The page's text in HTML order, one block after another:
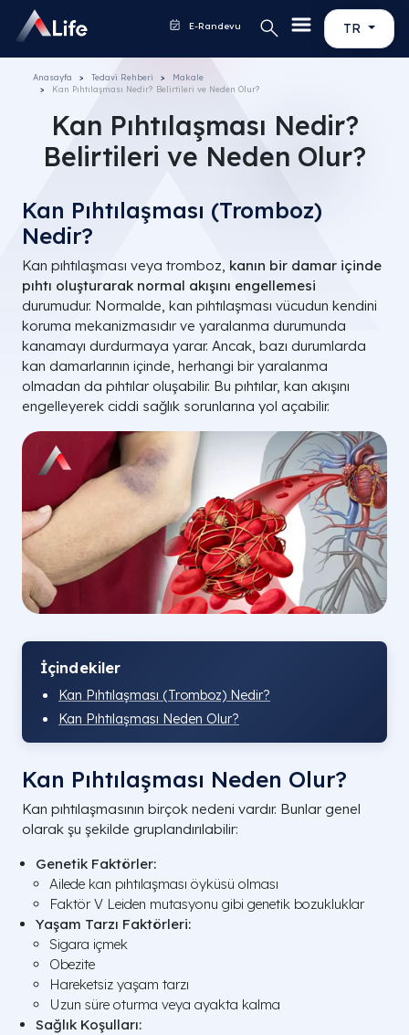
TR
E-Randevu
Anasayfa Tedavi Rehberi
Makale
Kan Pıhtılaşması Nedir? Belirtileri ve Neden Olur?
Kan Pıhtılaşması Nedir?
Belirtileri ve Neden Olur?
Kan Pıhtılaşması (Tromboz)
Nedir?
Kan pıhtılaşması veya tromboz, kanın bir damar içinde
pıhtı oluşturarak normal akışını engellemesi
durumudur. Normalde, kan pıhtılaşması vücudun kendini
koruma mekanizmasıdır ve yaralanma durumunda
kanamayı durdurmaya yarar. Ancak, bazı durumlarda
kan damarlarının içinde, herhangi bir yaralanma
olmadan da pıhtılar oluşabilir. Bu pıhtılar, kan akışını
engelleyerek ciddi sağlık sorunlarına yol açabilir.
İçindekiler
Kan Pıhtılaşması (Tromboz) Nedir?
Kan Pıhtılaşması Neden Olur?
Kan Pıhtılaşması Neden Olur?
Kan pıhtılaşmasının birçok nedeni vardır. Bunlar genel
olarak şu şekilde gruplandırılabilir:
Genetik Faktörler:
Ailede kan pıhtılaşması öyküsü olması
Faktör V Leiden mutasyonu gibi genetik bozukluklar
Yaşam Tarzı Faktörleri:
Sigara içmek
Obezite
Hareketsiz yaşam tarzı
Uzun süre oturma veya ayakta kalma
Sağlık Koşulları: